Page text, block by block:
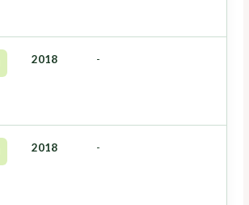
2018 -
2018 -